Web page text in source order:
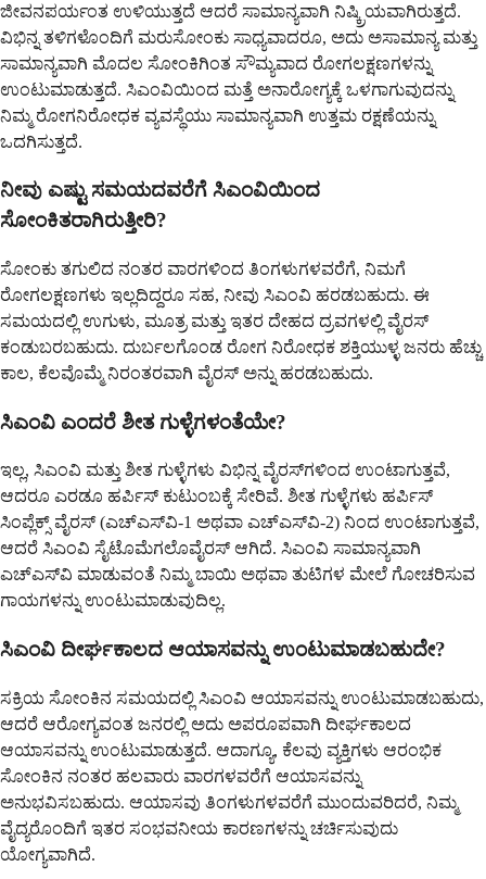
ಜೀವನಪರ್ಯಂತ ಉಳಿಯುತ್ತದೆ ಆದರೆ ಸಾಮಾನ್ಯವಾಗಿ ನಿಷ್ಕ್ರಿಯವಾಗಿರುತ್ತದೆ.
ವಿಭಿನ್ನ ತಳಿಗಳೊಂದಿಗೆ ಮರುಸೋಂಕು ಸಾಧ್ಯವಾದರೂ, ಅದು ಅಸಾಮಾನ್ಯ ಮತ್ತು
ಸಾಮಾನ್ಯವಾಗಿ ಮೊದಲ ಸೋಂಕಿಗಿಂತ ಸೌಮ್ಯವಾದ ರೋಗಲಕ್ಷಣಗಳನ್ನು
ಉಂಟುಮಾಡುತ್ತದೆ. ಸಿಎಂವಿಯಿಂದ ಮತ್ತೆ ಅನಾರೋಗ್ಯಕ್ಕೆ ಒಳಗಾಗುವುದನ್ನು
ನಿಮ್ಮ ರೋಗನಿರೋಧಕ ವ್ಯವಸ್ಥೆಯು ಸಾಮಾನ್ಯವಾಗಿ ಉತ್ತಮ ರಕ್ಷಣೆಯನ್ನು
ಒದಗಿಸುತ್ತದೆ.
ನೀವು ಎಷ್ಟು ಸಮಯದವರೆಗೆ ಸಿಎಂವಿಯಿಂದ
ಸೋಂಕಿತರಾಗಿರುತ್ತೀರಿ?
ಸೋಂಕು ತಗುಲಿದ ನಂತರ ವಾರಗಳಿಂದ ತಿಂಗಳುಗಳವರೆಗೆ, ನಿಮಗೆ
ರೋಗಲಕ್ಷಣಗಳು ಇಲ್ಲದಿದ್ದರೂ ಸಹ, ನೀವು ಸಿಎಂವಿ ಹರಡಬಹುದು. ಈ
ಸಮಯದಲ್ಲಿ ಉಗುಳು, ಮೂತ್ರ ಮತ್ತು ಇತರ ದೇಹದ ದ್ರವಗಳಲ್ಲಿ ವೈರಸ್
ಕಂಡುಬರಬಹುದು. ದುರ್ಬಲಗೊಂಡ ರೋಗ ನಿರೋಧಕ ಶಕ್ತಿಯುಳ್ಳ ಜನರು ಹೆಚ್ಚು
ಕಾಲ, ಕೆಲವೊಮ್ಮೆ ನಿರಂತರವಾಗಿ ವೈರಸ್ ಅನ್ನು ಹರಡಬಹುದು.
ಸಿಎಂವಿ ಎಂದರೆ ಶೀತ ಗುಳ್ಳೆಗಳಂತೆಯೇ?
ಇಲ್ಲ, ಸಿಎಂವಿ ಮತ್ತು ಶೀತ ಗುಳ್ಳೆಗಳು ವಿಭಿನ್ನ ವೈರಸ್‌ಗಳಿಂದ ಉಂಟಾಗುತ್ತವೆ,
ಆದರೂ ಎರಡೂ ಹರ್ಪಿಸ್ ಕುಟುಂಬಕ್ಕೆ ಸೇರಿವೆ. ಶೀತ ಗುಳ್ಳೆಗಳು ಹರ್ಪಿಸ್
ಸಿಂಪ್ಲೆಕ್ಸ್ ವೈರಸ್ (ಎಚ್‌ಎಸ್‌ವಿ-1 ಅಥವಾ ಎಚ್‌ಎಸ್‌ವಿ-2) ನಿಂದ ಉಂಟಾಗುತ್ತವೆ,
ಆದರೆ ಸಿಎಂವಿ ಸೈಟೊಮೆಗಲೊವೈರಸ್ ಆಗಿದೆ. ಸಿಎಂವಿ ಸಾಮಾನ್ಯವಾಗಿ
ಎಚ್‌ಎಸ್‌ವಿ ಮಾಡುವಂತೆ ನಿಮ್ಮ ಬಾಯಿ ಅಥವಾ ತುಟಿಗಳ ಮೇಲೆ ಗೋಚರಿಸುವ
ಗಾಯಗಳನ್ನು ಉಂಟುಮಾಡುವುದಿಲ್ಲ.
ಸಿಎಂವಿ ದೀರ್ಘಕಾಲದ ಆಯಾಸವನ್ನು ಉಂಟುಮಾಡಬಹುದೇ?
ಸಕ್ರಿಯ ಸೋಂಕಿನ ಸಮಯದಲ್ಲಿ ಸಿಎಂವಿ ಆಯಾಸವನ್ನು ಉಂಟುಮಾಡಬಹುದು,
ಆದರೆ ಆರೋಗ್ಯವಂತ ಜನರಲ್ಲಿ ಅದು ಅಪರೂಪವಾಗಿ ದೀರ್ಘಕಾಲದ
ಆಯಾಸವನ್ನು ಉಂಟುಮಾಡುತ್ತದೆ. ಆದಾಗ್ಯೂ, ಕೆಲವು ವ್ಯಕ್ತಿಗಳು ಆರಂಭಿಕ
ಸೋಂಕಿನ ನಂತರ ಹಲವಾರು ವಾರಗಳವರೆಗೆ ಆಯಾಸವನ್ನು
ಅನುಭವಿಸಬಹುದು. ಆಯಾಸವು ತಿಂಗಳುಗಳವರೆಗೆ ಮುಂದುವರಿದರೆ, ನಿಮ್ಮ
ವೈದ್ಯರೊಂದಿಗೆ ಇತರ ಸಂಭವನೀಯ ಕಾರಣಗಳನ್ನು ಚರ್ಚಿಸುವುದು
ಯೋಗ್ಯವಾಗಿದೆ.